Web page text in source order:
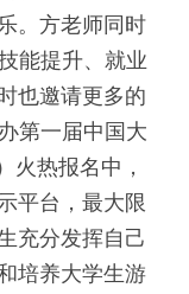
。方老师同时
能提升、就业
也邀请更多的
第一届中国大
火热报名中，
平台，最大限
充分发挥自己
培养大学生游